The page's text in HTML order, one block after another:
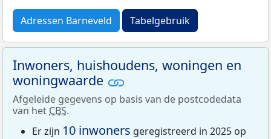
Adressen Barneveld Tabelgebruik
Inwoners, huishoudens, woningen en
woningwaarde
Afgeleide gegevens op basis van de postcodedata
van het CBS.
Er zijn 10 inwoners geregistreerd in 2025 op